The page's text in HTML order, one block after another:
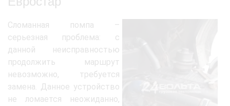
Сломанная помпа –
серьезная проблема: с
данной неисправностью
продолжить маршрут
невозможно, требуется
замена. Данное устройство
не ломается неожиданно,